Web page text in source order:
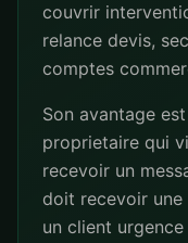
couvrir
relance devis,
comptes
Son avantage
proprietaire qui
recevoir un
doit recevoir
un client